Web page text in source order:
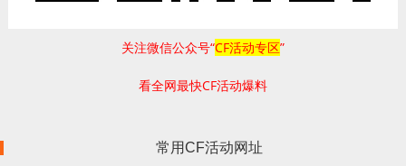
关注微信公众号“CF活动专区”
看全网最快CF活动爆料
常用CF活动网址